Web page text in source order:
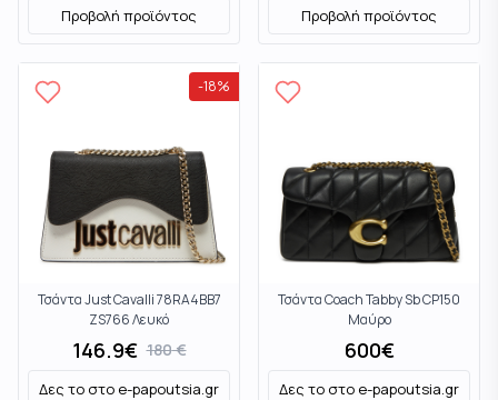
Προβολή προϊόντος Προβολή προϊόντος
-18%
Τσάντα Just Cavalli 78RA4BB7
ZS766 Λευκό
146.9€ 180€
Δες το στο e-papoutsia.gr
Τσάντα Coach Tabby Sb CP150
Μαύρο
600€
Δες το στο e-papoutsia.gr